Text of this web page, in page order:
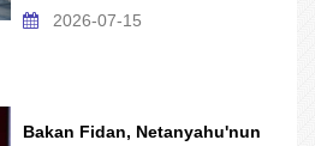
2026-07-15
Bakan Fidan, Netanyahu'nun